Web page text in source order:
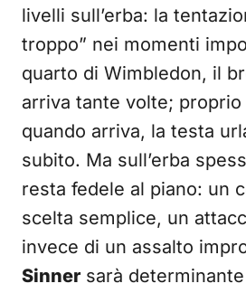
livelli sull’erba: la
troppo” nei momenti
quarto di Wimbledon, il
arriva tante volte;
quando arriva, la testa
subito. Ma sull’erba
resta fedele al piano: un
scelta semplice, un
invece di un assalto
Sinner sarà